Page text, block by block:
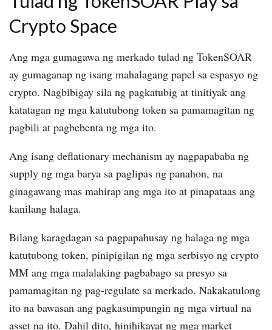
Crypto Space
Ang mga gumagawa ng merkado tulad ng TokenSOAR
ay gumaganap ng isang mahalagang papel sa espasyo ng
crypto. Nagbibigay sila ng pagkatubig at tinitiyak ang
katatagan ng mga katutubong token sa pamamagitan ng
pagbili at pagbebenta ng mga ito.
Ang isang deflationary mechanism ay nagpapababa ng
supply ng mga barya sa paglipas ng panahon, na
ginagawang mas mahirap ang mga ito at pinapataas ang
kanilang halaga.
Bilang karagdagan sa pagpapahusay ng halaga ng mga
katutubong token, pinipigilan ng mga serbisyo ng crypto
MM ang mga malalaking pagbabago sa presyo sa
pamamagitan ng pag-regulate sa merkado. Nakakatulong
ito na bawasan ang pagkasumpungin ng mga virtual na
asset na ito. Dahil dito, hinihikayat ng mga market